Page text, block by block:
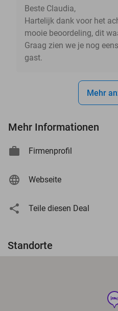
Beste Claudia,
Hartelijk dank voor het
mooie beoordeling, dit
Graag zien we je nog
gast.
Mehr
Mehr Informationen
Firmenprofil
Webseite
Teile diesen Deal
Standorte
hotel